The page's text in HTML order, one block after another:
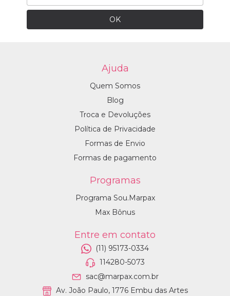
Ajuda
Quem Somos
Blog
Troca e Devoluções
Política de Privacidade
Formas de Envio
Formas de pagamento
Programas
Programa Sou.Marpax
Max Bônus
Entre em contato
(11) 95173-0334
114280-5073
sac@marpax.com.br
Av. João Paulo, 1776 Embu das Artes